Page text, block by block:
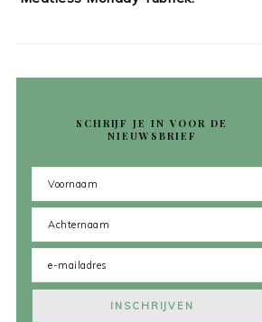
SCHRIJF JE IN VOOR DE
NIEUWSBRIEF